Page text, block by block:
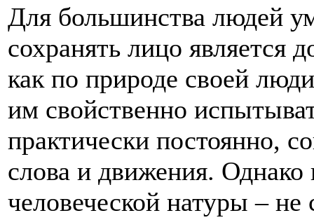
Для большинства людей
сохранять лицо является
как по природе своей
им свойственно
практически постоянно,
слова и движения. Однако
человеческой натуры –